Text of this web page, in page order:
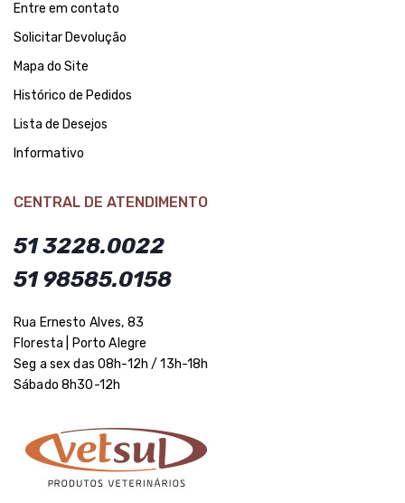
Entre em contato
Solicitar Devolução
Mapa do Site
Histórico de Pedidos
Lista de Desejos
Informativo
CENTRAL DE ATENDIMENTO
51 3228.0022
51 98585.0158
Rua Ernesto Alves, 83
Floresta | Porto Alegre
Seg a sex das 08h-12h / 13h-18h
Sábado 8h30-12h